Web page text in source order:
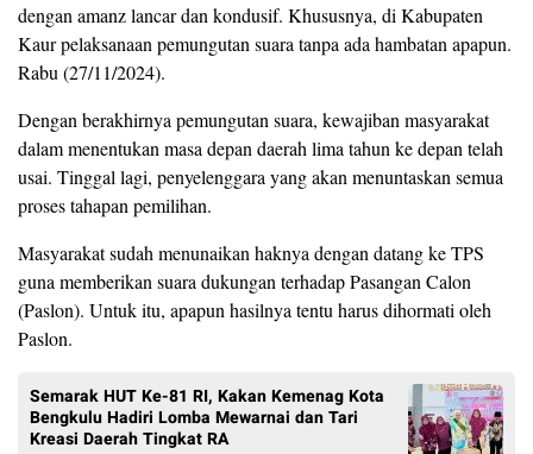
dengan amanz lancar dan kondusif. Khususnya, di Kabupaten
Kaur pelaksanaan pemungutan suara tanpa ada hambatan apapun.
Rabu (27/11/2024).
Dengan berakhirnya pemungutan suara, kewajiban masyarakat
dalam menentukan masa depan daerah lima tahun ke depan telah
usai. Tinggal lagi, penyelenggara yang akan menuntaskan semua
proses tahapan pemilihan.
Masyarakat sudah menunaikan haknya dengan datang ke TPS
guna memberikan suara dukungan terhadap Pasangan Calon
(Paslon). Untuk itu, apapun hasilnya tentu harus dihormati oleh
Paslon.
Semarak HUT Ke-81 RI, Kakan Kemenag Kota
Bengkulu Hadiri Lomba Mewarnai dan Tari
Kreasi Daerah Tingkat RA